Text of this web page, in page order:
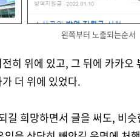
왼쪽부터 노출되는순서
히 위에 있고, 그 뒤에 카카
더 위에 있었다.
길 희망하면서 글을 써도, 비